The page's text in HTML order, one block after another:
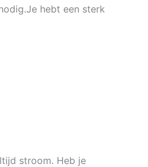
hebt een sterk
stroom. Heb je